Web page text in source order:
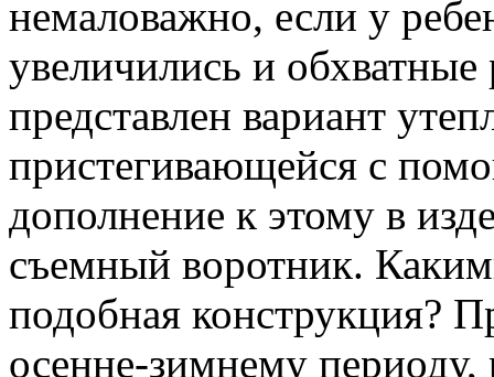
немаловажно, если у
увеличились и
представлен вариант
пристегивающейся с
дополнение к этому в
съемный воротник.
подобная конструкция?
осенне-зимнему